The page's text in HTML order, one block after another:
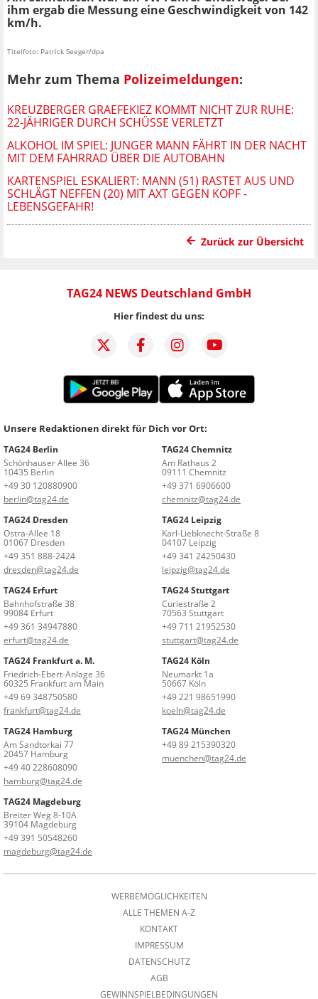
ihm ergab die Messung eine Geschwindigkeit von 142
km/h.
Titelfoto: Patrick Seeger/dpa
Mehr zum Thema Polizeimeldungen:
KREUZBERGER GRAEFEKIEZ KOMMT NICHT ZUR RUHE:
22-JÄHRIGER DURCH SCHÜSSE VERLETZT
ALKOHOL IM SPIEL: JUNGER MANN FÄHRT IN DER NACHT
MIT DEM FAHRRAD ÜBER DIE AUTOBAHN
KARTENSPIEL ESKALIERT: MANN (51) RASTET AUS UND
SCHLÄGT NEFFEN (20) MIT AXT GEGEN KOPF -
LEBENSGEFAHR!
Zurück zur Übersicht
TAG24 NEWS Deutschland GmbH
Hier findest du uns:
Unsere Redaktionen direkt für Dich vor Ort:
TAG24 Berlin
Schönhauser Allee 36
10435 Berlin
+49 30 120880900
berlin@tag24.de
TAG24 Chemnitz
Am Rathaus 2
09111 Chemnitz
+49 371 6906600
chemnitz@tag24.de
TAG24 Dresden
Ostra-Allee 18
01067 Dresden
+49 351 888-2424
dresden@tag24.de
TAG24 Leipzig
Karl-Liebknecht-Straße 8
04107 Leipzig
+49 341 24250430
leipzig@tag24.de
TAG24 Erfurt
Bahnhofstraße 38
99084 Erfurt
+49 361 34947880
erfurt@tag24.de
TAG24 Stuttgart
Curiestraße 2
70563 Stuttgart
+49 711 21952530
stuttgart@tag24.de
TAG24 Frankfurt a. M.
Friedrich-Ebert-Anlage 36
60325 Frankfurt am Main
+49 69 348750580
frankfurt@tag24.de
TAG24 Köln
Neumarkt 1a
50667 Köln
+49 221 98651990
koeln@tag24.de
TAG24 Hamburg
Am Sandtorkai 77
20457 Hamburg
+49 40 228608090
hamburg@tag24.de
TAG24 München
+49 89 215390320
muenchen@tag24.de
TAG24 Magdeburg
Breiter Weg 8-10A
39104 Magdeburg
+49 391 50548260
magdeburg@tag24.de
WERBEMÖGLICHKEITEN
ALLE THEMEN A-Z
KONTAKT
IMPRESSUM
DATENSCHUTZ
AGB
GEWINNSPIELBEDINGUNGEN